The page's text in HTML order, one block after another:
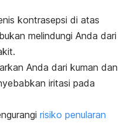
kontrasepsi di atas
melindungi Anda dari
Anda dari kuman dan
iritasi pada
risiko penularan